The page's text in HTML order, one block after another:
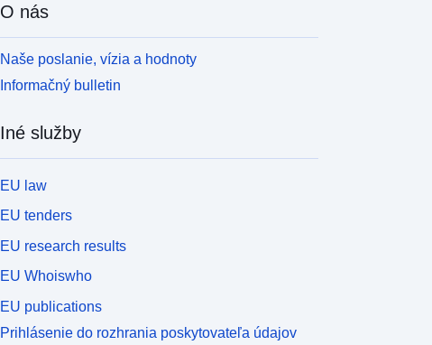
O nás
Naše poslanie, vízia a hodnoty
Informačný bulletin
Iné služby
EU law
EU tenders
EU research results
EU Whoiswho
EU publications
Prihlásenie do rozhrania poskytovateľa údajov